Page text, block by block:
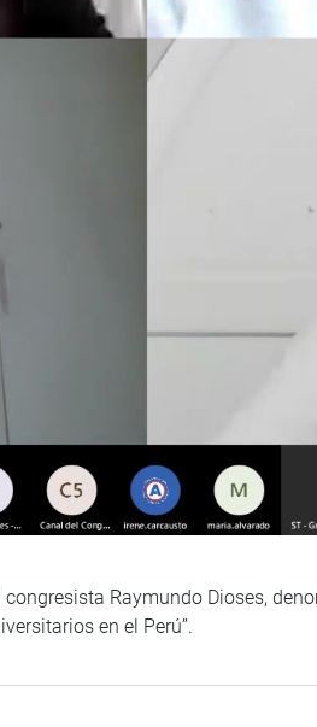
Raymundo Dioses,
en el Perú”.